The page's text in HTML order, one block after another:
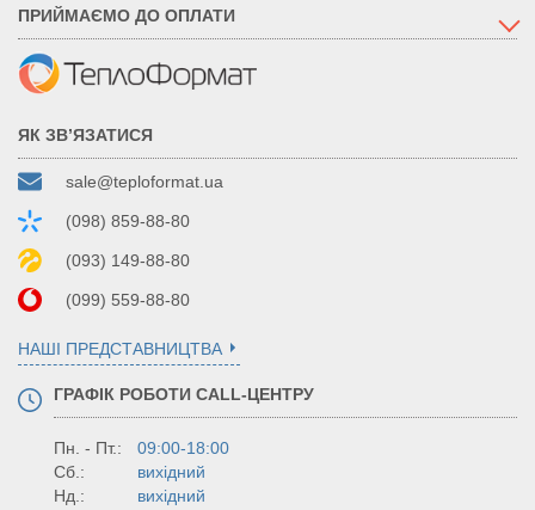
ПРИЙМАЄМО ДО ОПЛАТИ
ЯК ЗВ’ЯЗАТИСЯ
sale@teploformat.ua
(098) 859-88-80
(093) 149-88-80
(099) 559-88-80
НАШІ ПРЕДСТАВНИЦТВА
ГРАФІК РОБОТИ CALL-ЦЕНТРУ
Пн. - Пт.:
09:00-18:00
Сб.:
вихідний
Нд.:
вихідний